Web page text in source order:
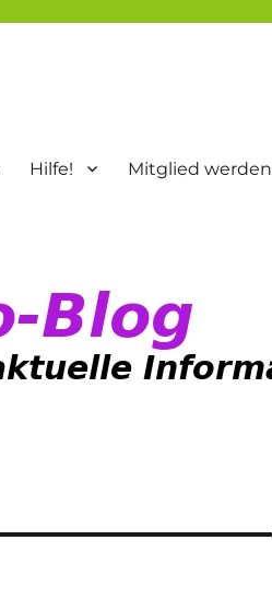
Hilfe! Mitglied werden